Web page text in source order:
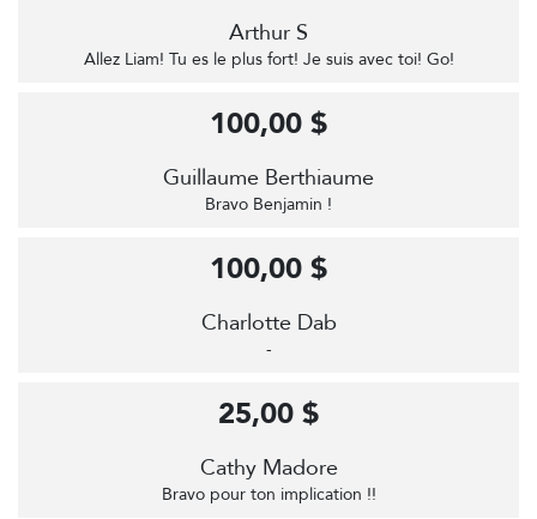
Arthur S
Allez Liam! Tu es le plus fort! Je suis avec toi! Go!
Guillaume Berthiaume
Bravo Benjamin !
100,00 $
Charlotte Dab
-
100,00 $
Cathy Madore
Bravo pour ton implication !!
25,00 $